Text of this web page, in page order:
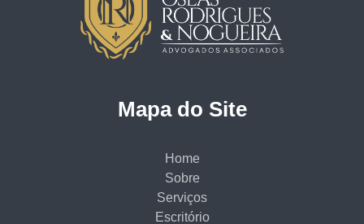
Mapa do Site
Home
Sobre
Serviços
Escritório